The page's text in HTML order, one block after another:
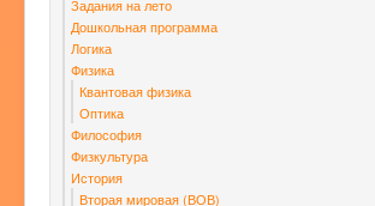
Задания на лето
Дошкольная программа
Логика
Физика
Квантовая физика
Оптика
Философия
Физкультура
История
Вторая мировая (ВОВ)